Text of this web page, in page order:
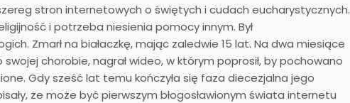
stron internetowych o świętych i cudach eucharystycznych.
i potrzeba niesienia pomocy innym. Był
Zmarł na białaczkę, mając zaledwie 15 lat. Na dwa miesiące
chorobie, nagrał wideo, w którym poprosił, by pochowano
Gdy sześć lat temu kończyła się faza diecezjalna jego
że może być pierwszym błogosławionym świata internetu